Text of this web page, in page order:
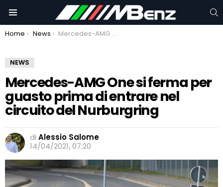
You are here:
Home News Mercedes-AMG One si ferma per guasto prima di entrare nel circuito del Nurburgring
NEWS
Mercedes-AMG One si ferma per
guasto prima di entrare nel
circuito del Nurburgring
di Alessio Salome
14/04/2021, 07:20